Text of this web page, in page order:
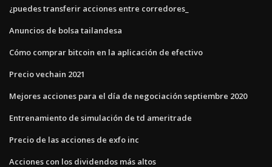
¿puedes transferir acciones entre corredores_
Anuncios de bolsa tailandesa
Cómo comprar bitcoin en la aplicación de efectivo
Precio vechain 2021
Mejores acciones para el día de negociación septiembre 2020
Entrenamiento de simulación de td ameritrade
Precio de las acciones de exfo inc
Acciones con los dividendos más altos